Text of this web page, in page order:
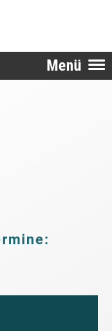
Menü